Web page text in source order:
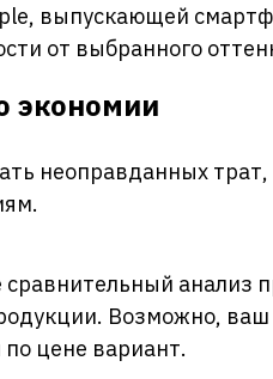
выпускающей
от выбранного
экономии
неоправданных
анализ
Возможно,
цене вариант.